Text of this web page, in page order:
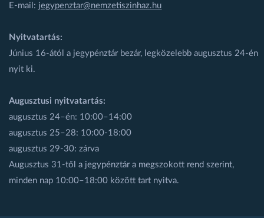
E-mail: jegypenztar@nemzetiszinhaz.hu
Nyitvatartás:
Június 16-ától a jegypénztár bezár, legközelebb augusztus 24-én
nyit ki.
Augusztusi nyitvatartás:
augusztus 24–én: 10:00–14:00
augusztus 25–28: 10:00-18:00
augusztus 29-30: zárva
Augusztus 31-től a jegypénztár a megszokott rend szerint,
minden nap 10:00–18:00 között tart nyitva.